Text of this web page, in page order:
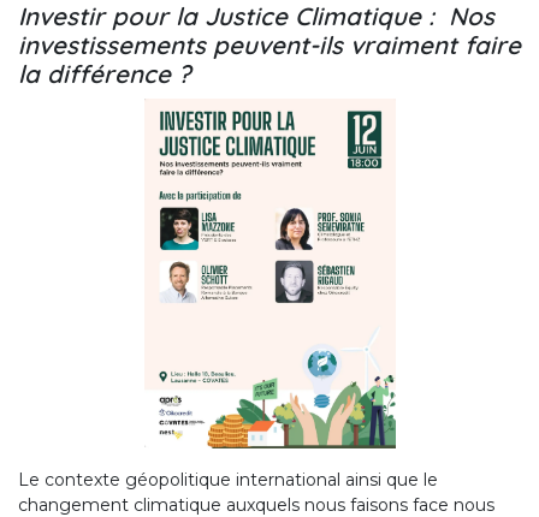
Investir pour la Justice Climatique : Nos
investissements peuvent-ils vraiment faire
la différence ?
Le contexte géopolitique international ainsi que le
changement climatique auxquels nous faisons face nous